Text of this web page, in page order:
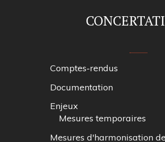
Comptes-rendus
Documentation
Enjeux
Mesures temporaires
Mesures d'harmonisation